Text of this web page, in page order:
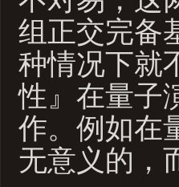
组正交完备
种情况下就
性』在量子
作。例如在
无意义的，